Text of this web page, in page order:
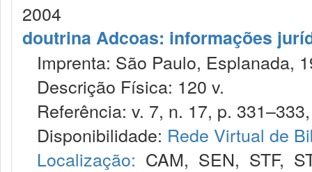
2004
doutrina Adcoas: informações
Imprenta: São Paulo, Esplanada,
Descrição Física: 120 v.
Referência: v. 7, n. 17, p.
Disponibilidade: Rede Virtual de
Localização: CAM, SEN, STF,